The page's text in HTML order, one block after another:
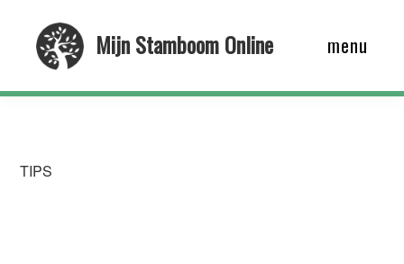
Mijn Stamboom Online menu
TIPS